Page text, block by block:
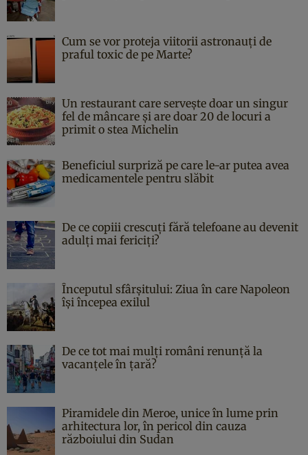
Cum se vor proteja viitorii astronauți de
praful toxic de pe Marte?
Un restaurant care servește doar un singur
fel de mâncare și are doar 20 de locuri a
primit o stea Michelin
Beneficiul surpriză pe care le-ar putea avea
medicamentele pentru slăbit
De ce copiii crescuți fără telefoane au devenit
adulți mai fericiți?
Începutul sfârşitului: Ziua în care Napoleon
îşi începea exilul
De ce tot mai mulți români renunță la
vacanțele în țară?
Piramidele din Meroe, unice în lume prin
arhitectura lor, în pericol din cauza
războiului din Sudan